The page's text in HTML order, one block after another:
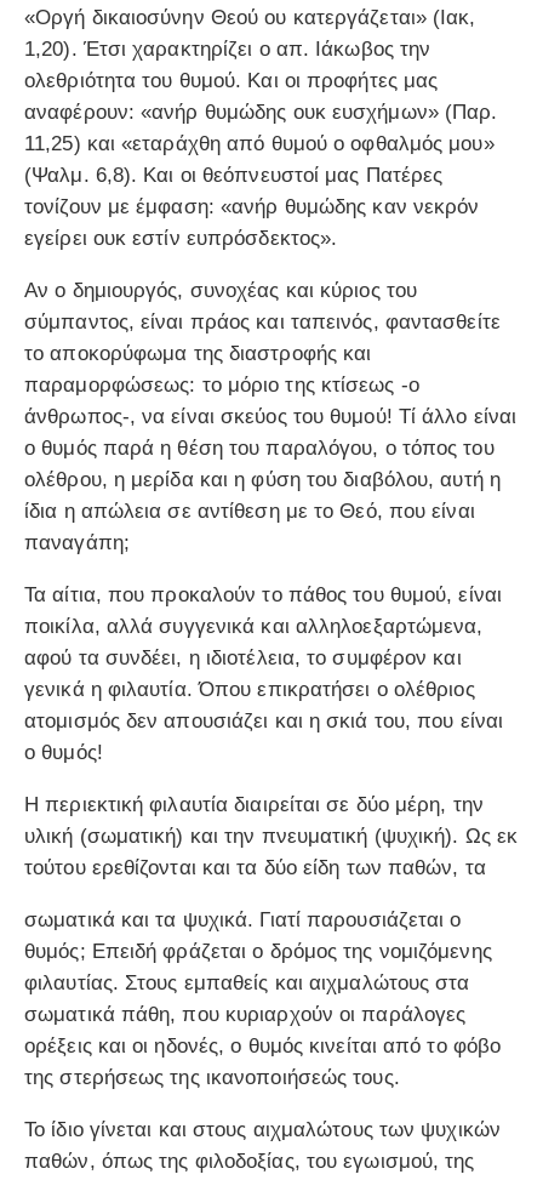
«Οργή δικαιοσύνην Θεού ου κατεργάζεται» (Ιακ,
1,20). Έτσι χαρακτηρίζει ο απ. Ιάκωβος την
ολεθριότητα του θυμού. Και οι προφήτες μας
αναφέρουν: «ανήρ θυμώδης ουκ ευσχήμων» (Παρ.
11,25) και «εταράχθη από θυμού ο οφθαλμός μου»
(Ψαλμ. 6,8). Και οι θεόπνευστοί μας Πατέρες
τονίζουν με έμφαση: «ανήρ θυμώδης καν νεκρόν
εγείρει ουκ εστίν ευπρόσδεκτος».
Αν ο δημιουργός, συνοχέας και κύριος του
σύμπαντος, είναι πράος και ταπεινός, φαντασθείτε
το αποκορύφωμα της διαστροφής και
παραμορφώσεως: το μόριο της κτίσεως -ο
άνθρωπος-, να είναι σκεύος του θυμού! Τί άλλο είναι
ο θυμός παρά η θέση του παραλόγου, ο τόπος του
ολέθρου, η μερίδα και η φύση του διαβόλου, αυτή η
ίδια η απώλεια σε αντίθεση με το Θεό, που είναι
παναγάπη;
Τα αίτια, που προκαλούν το πάθος του θυμού, είναι
ποικίλα, αλλά συγγενικά και αλληλοεξαρτώμενα,
αφού τα συνδέει, η ιδιοτέλεια, το συμφέρον και
γενικά η φιλαυτία. Όπου επικρατήσει ο ολέθριος
ατομισμός δεν απουσιάζει και η σκιά του, που είναι
ο θυμός!
Η περιεκτική φιλαυτία διαιρείται σε δύο μέρη, την
υλική (σωματική) και την πνευματική (ψυχική). Ως εκ
τούτου ερεθίζονται και τα δύο είδη των παθών, τα
σωματικά και τα ψυχικά. Γιατί παρουσιάζεται ο
θυμός; Επειδή φράζεται ο δρόμος της νομιζόμενης
φιλαυτίας. Στους εμπαθείς και αιχμαλώτους στα
σωματικά πάθη, που κυριαρχούν οι παράλογες
ορέξεις και οι ηδονές, ο θυμός κινείται από το φόβο
της στερήσεως της ικανοποιήσεώς τους.
Το ίδιο γίνεται και στους αιχμαλώτους των ψυχικών
παθών, όπως της φιλοδοξίας, του εγωισμού, της